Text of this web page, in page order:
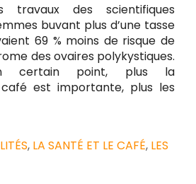
travaux des scientifiques
buvant plus d’une tasse
69 % moins de risque de
des ovaires polykystiques.
certain point, plus la
est importante, plus les
, LA SANTÉ ET LE CAFÉ, LES